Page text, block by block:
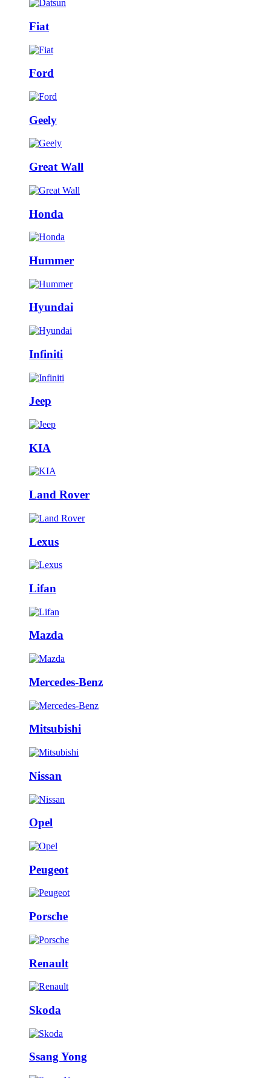
Fiat
Ford
Geely
Great Wall
Honda
Hummer
Hyundai
Infiniti
Jeep
KIA
Land Rover
Lexus
Lifan
Mazda
Mercedes-Benz
Mitsubishi
Nissan
Opel
Peugeot
Porsche
Renault
Skoda
Ssang Yong